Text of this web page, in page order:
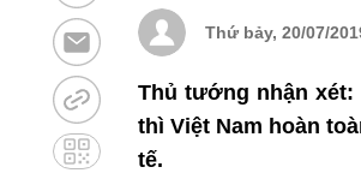
Thứ bảy, 20/07/
Thủ tướng nhận
thì Việt Nam hoàn
tế.